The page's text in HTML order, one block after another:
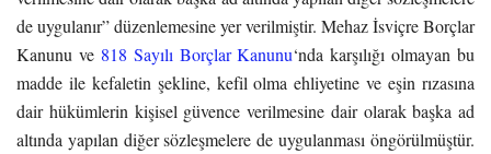
de uygulanır” düzenlemesine yer verilmiştir. Mehaz İsviçre Borçlar
Kanunu ve 818 Sayılı Borçlar Kanunu‘nda karşılığı olmayan bu
madde ile kefaletin şekline, kefil olma ehliyetine ve eşin rızasına
dair hükümlerin kişisel güvence verilmesine dair olarak başka ad
altında yapılan diğer sözleşmelere de uygulanması öngörülmüştür.